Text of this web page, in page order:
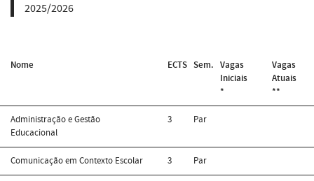
2025/2026
Nome ECTS Sem. Vagas
Iniciais
*
Vagas
Atuais
**
Administração e Gestão
Educacional
3 Par
Comunicação em Contexto Escolar 3 Par